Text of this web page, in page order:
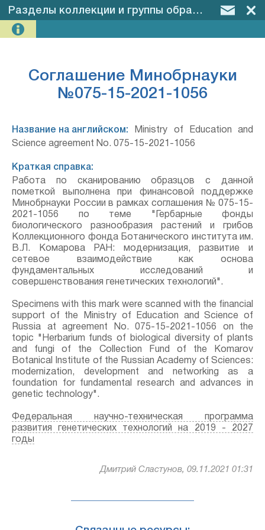
Разделы коллекции и группы образцов –
Соглашение Минобрнауки
№075-15-2021-1056
Название на английском: Ministry of Education and
Science agreement No. 075-15-2021-1056
Краткая справка:
Работа по сканированию образцов с данной
пометкой выполнена при финансовой поддержке
Минобрнауки России в рамках соглашения № 075-15-
2021-1056 по теме "Гербарные фонды
биологического разнообразия растений и грибов
Коллекционного фонда Ботанического института им.
В.Л. Комарова РАН: модернизация, развитие и
сетевое взаимодействие как основа
фундаментальных исследований и
совершенствования генетических технологий".
Specimens with this mark were scanned with the financial
support of the Ministry of Education and Science of
Russia at agreement No. 075-15-2021-1056 on the
topic "Herbarium funds of biological diversity of plants
and fungi of the Collection Fund of the Komarov
Botanical Institute of the Russian Academy of Sciences:
modernization, development and networking as a
foundation for fundamental research and advances in
genetic technology".
Федеральная научно-техническая программа
развития генетических технологий на 2019 - 2027
годы
Дмитрий Сластунов, 09.11.2021 01:31